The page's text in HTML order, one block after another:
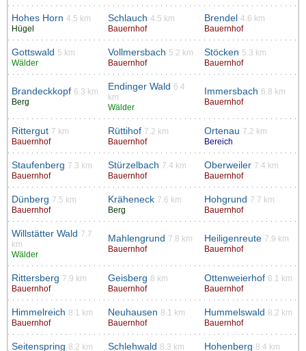
Hohes Horn 4.5 km
Hügel
Schlauch 4.5 km
Bauernhof
Brendel 4.6 km
Bauernhof
Gottswald 5 km
Wälder
Vollmersbach 5.2 km
Bauernhof
Stöcken 5.3 km
Bauernhof
Brandeckkopf 6.3 km
Berg
Endinger Wald 6.4
km
Wälder
Immersbach 6.8 km
Bauernhof
Rittergut 7 km
Bauernhof
Rüttihof 7.2 km
Bauernhof
Ortenau 7.2 km
Bereich
Staufenberg 7.3 km
Bauernhof
Stürzelbach 7.4 km
Bauernhof
Oberweiler 7.4 km
Bauernhof
Dünberg 7.5 km
Bauernhof
Kräheneck 7.6 km
Berg
Hohgrund
7.7 km
Bauernhof
Willstätter Wald
7.7
km
Wälder
Mahlengrund
7.8 km
Bauernhof
Heiligenreute 7.9 km
Bauernhof
Rittersberg 7.9 km
Bauernhof
Geisberg 8 km
Bauernhof
Ottenweierhof 8.1 km
Bauernhof
Himmelreich 8.1 km
Bauernhof
Neuhausen 8.1 km
Bauernhof
Hummelswald 8.2 km
Bauernhof
Seitenspring 8.2 km
Schlehwald 8.3 km
Hohenberg 8.4 km